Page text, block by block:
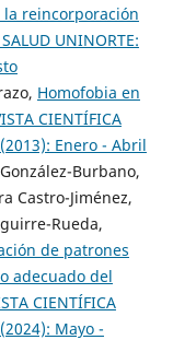
reincorporación
UNINORTE:
Homofobia en
CIENTÍFICA
Enero - Abril
Burbano,
Castro-Jiménez,
Rueda,
de patrones
adecuado del
CIENTÍFICA
Mayo -